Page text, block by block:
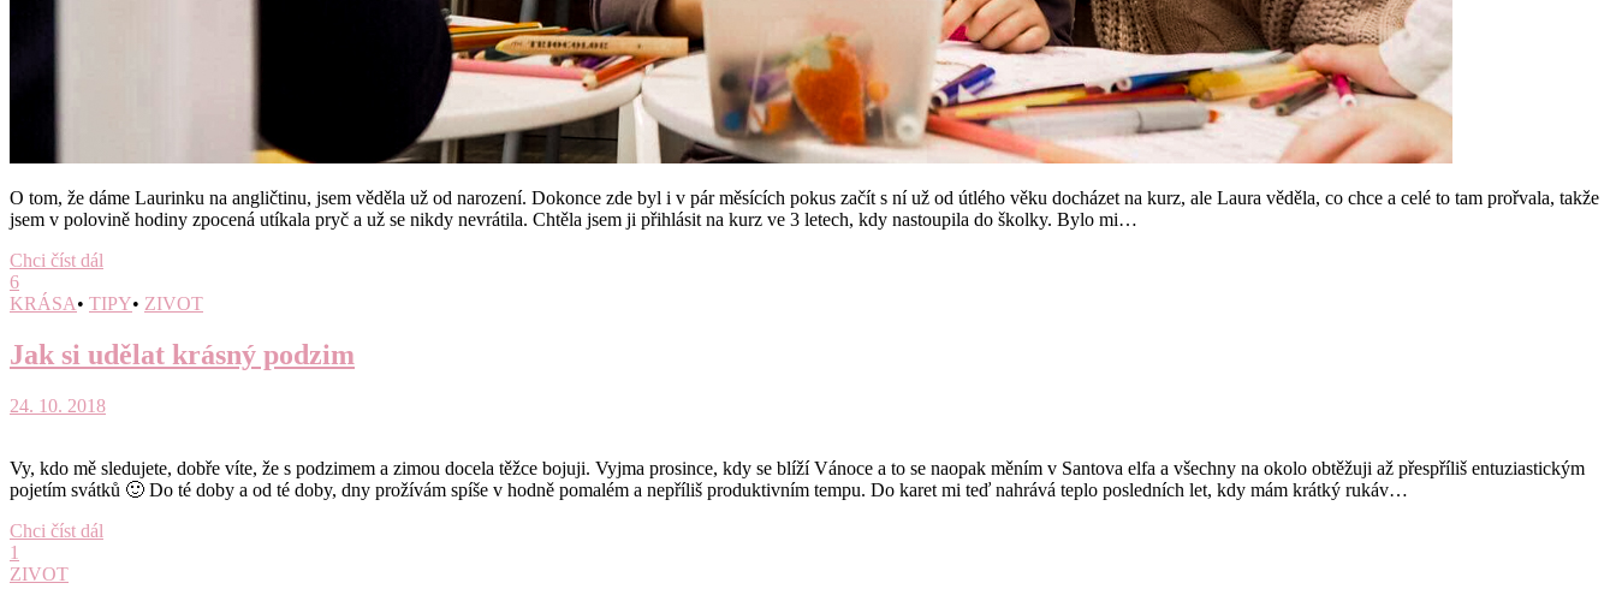
O tom, že dáme Laurinku na angličtinu, jsem věděla už od narození. Dokonce zde byl i v pár měsících pokus začít s ní už od útlého věku docházet na kurz, ale Laura věděla, co chce a celé to tam prořvala, takže
jsem v polovině hodiny zpocená utíkala pryč a už se nikdy nevrátila. Chtěla jsem ji přihlásit na kurz ve 3 letech, kdy nastoupila do školky. Bylo mi…
Chci číst dál
6
KRÁSA• TIPY• ZIVOT
Jak si udělat krásný podzim
24. 10. 2018
Vy, kdo mě sledujete, dobře víte, že s podzimem a zimou docela těžce bojuji. Vyjma prosince, kdy se blíží Vánoce a to se naopak měním v Santova elfa a všechny na okolo obtěžuji až přespříliš entuziastickým
pojetím svátků 🙂 Do té doby a od té doby, dny prožívám spíše v hodně pomalém a nepříliš produktivním tempu. Do karet mi teď nahrává teplo posledních let, kdy mám krátký rukáv…
Chci číst dál
1
ZIVOT